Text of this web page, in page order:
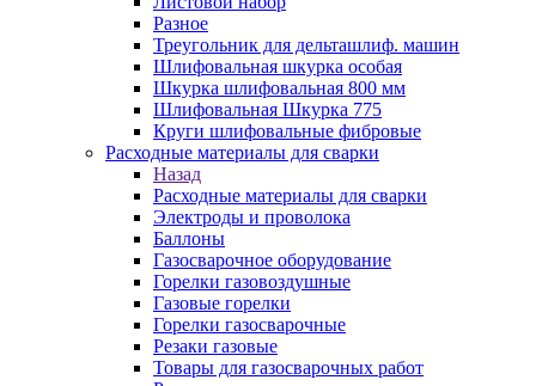
Разное
Треугольник для дельташлиф. машин
Шлифовальная шкурка особая
Шкурка шлифовальная 800 мм
Шлифовальная Шкурка 775
Круги шлифовальные фибровые
Расходные материалы для сварки
Назад
Расходные материалы для сварки
Электроды и проволока
Баллоны
Газосварочное оборудование
Горелки газовоздушные
Газовые горелки
Горелки газосварочные
Резаки газовые
Товары для газосварочных работ